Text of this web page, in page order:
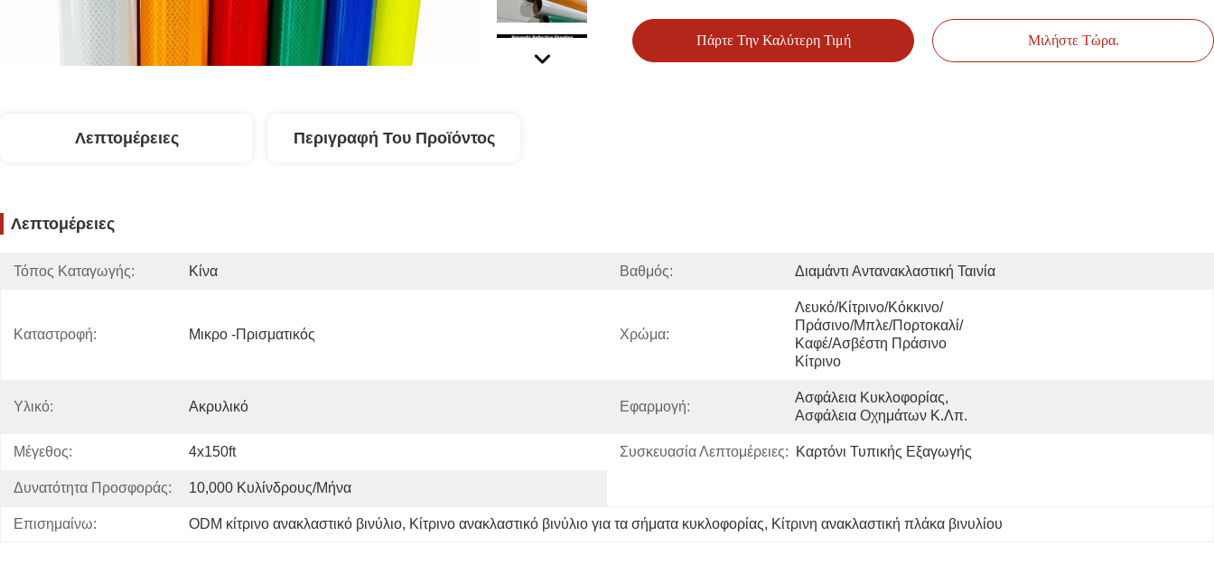
Πάρτε Την Καλύτερη Τιμή Μιλήστε Τώρα.
Λεπτομέρειες Περιγραφή Του Προϊόντος
Λεπτομέρειες
Τόπος Καταγωγής: Κίνα Βαθμός: Διαμάντι Αντανακλαστική Ταινία
Καταστροφή: Μικρο -πρισματικός Χρώμα:
Λευκό/κίτρινο/κόκκινο/
Πράσινο/μπλε/πορτοκαλί/
Καφέ/ασβέστη Πράσινο
Κίτρινο
Υλικό: Ακρυλικό Εφαρμογή:
Ασφάλεια Κυκλοφορίας,
Ασφάλεια Οχημάτων Κ.λπ.
Μέγεθος: 4x150ft Συσκευασία Λεπτομέρειες: Καρτόνι Τυπικής Εξαγωγής
Δυνατότητα Προσφοράς: 10,000 Κυλίνδρους/μήνα
Επισημαίνω: ODM κίτρινο ανακλαστικό βινύλιο, Κίτρινο ανακλαστικό βινύλιο για τα σήματα κυκλοφορίας, Κίτρινη ανακλαστική πλάκα βινυλίου